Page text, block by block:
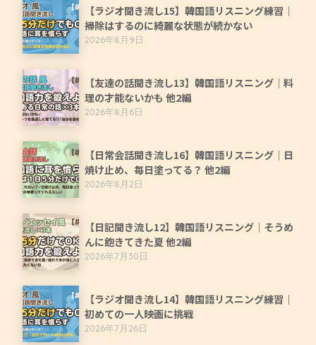
【ラジオ聞き流し15】韓国語リスニング練習｜
掃除はするのに綺麗な状態が続かない
2026年8月9日
【友達の話聞き流し13】韓国語リスニング｜料
理の才能ないかも 他2編
2026年8月6日
【日常会話聞き流し16】韓国語リスニング｜日
焼け止め、毎日塗ってる？ 他2編
2026年8月2日
【日記聞き流し12】韓国語リスニング｜そうめ
んに飽きてきた夏 他2編
2026年7月30日
【ラジオ聞き流し14】韓国語リスニング練習｜
初めての一人映画に挑戦
2026年7月26日